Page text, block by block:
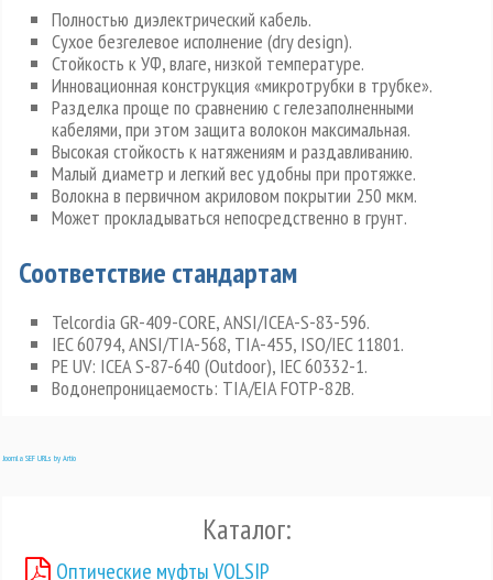
Полностью диэлектрический кабель.
Сухое безгелевое исполнение (dry design).
Стойкость к УФ, влаге, низкой температуре.
Инновационная конструкция «микротрубки в трубке».
Разделка проще по сравнению с гелезаполненными
кабелями, при этом защита волокон максимальная.
Высокая стойкость к натяжениям и раздавливанию.
Малый диаметр и легкий вес удобны при протяжке.
Волокна в первичном акриловом покрытии 250 мкм.
Может прокладываться непосредственно в грунт.
Соответствие стандартам
Telcordia GR-409-CORE, ANSI/ICEA-S-83-596.
IEC 60794, ANSI/TIA-568, TIA-455, ISO/IEC 11801.
PE UV: ICEA S-87-640 (Outdoor), IEC 60332-1.
Водонепроницаемость: TIA/EIA FOTP-82В.
Joomla SEF URLs by Artio
Каталог:
Оптические муфты VOLSIP